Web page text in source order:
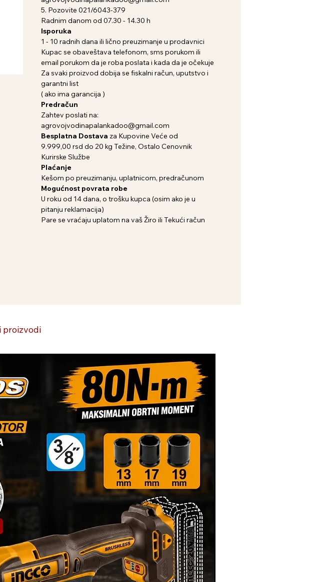
5. Pozovite 021/6043-379
Radnim danom od 07.30 - 14.30 h
Isporuka
1 - 10 radnih dana ili lično preuzimanje u prodavnici
Kupac se obaveštava telefonom, sms porukom ili
email porukom da je roba poslata i kada da je očekuje
Za svaki proizvod dobija se fiskalni račun, uputstvo i
garantni list
( ako ima garancija )
Predračun
Zahtev poslati na:
agrovojvodinapalankadoo@gmail.com
Besplatna Dostava za Kupovine Veće od
9.999,00 rsd do 20 kg Težine, Ostalo Cenovnik
Kurirske Službe
Plaćanje
Kešom po preuzimanju, uplatnicom, predračunom
Mogućnost povrata robe
U roku od 14 dana, o trošku kupca (osim ako je u
pitanju reklamacija)
Pare se vraćaju uplatom na vaš Žiro ili Tekući račun
proizvodi